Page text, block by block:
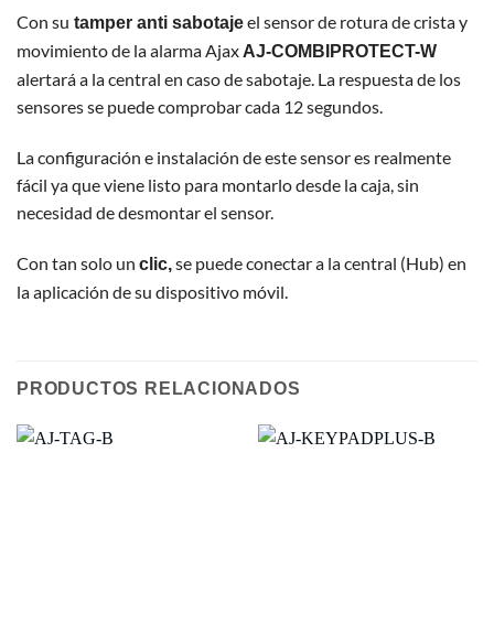
Con su tamper anti sabotajeel sensor de rotura de crista y
movimiento de la alarma Ajax AJ-COMBIPROTECT-W
alertará a la central en caso de sabotaje. La respuesta de los
sensores se puede comprobar cada 12 segundos.
La configuración e instalación de este sensor es realmente
fácil ya que viene listo para montarlo desde la caja, sin
necesidad de desmontar el sensor.
Con tan solo un clic,se puede conectar a la central (Hub) en
la aplicación de su dispositivo móvil.
PRODUCTOS RELACIONADOS